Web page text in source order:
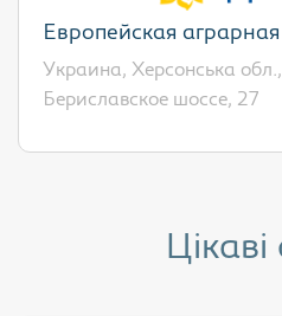
Европейская
Украина, Херсонська обл.,
Бериславское шоссе, 27
Цікаві